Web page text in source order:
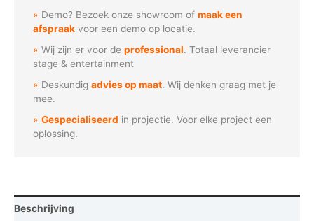
komeet
Demo? Bezoek onze showroom ofmaak een
afspraak voor een demo op locatie.
Wij zijn er voor deprofessional. Totaal leverancier
stage & entertainment
Deskundigadvies op maat. Wij denken graag met je
mee.
Gespecialiseerd in projectie. Voor elke project een
oplossing.
Beschrijving